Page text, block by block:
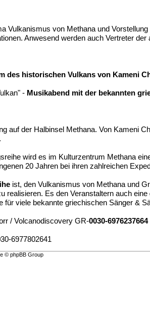
Vulkanismus von Methana und
Anwesend werden auch Vertreter
des historischen Vulkans von Kameni
- Musikabend mit der bekannten
auf der Halbinsel Methana. Von Kameni
wird es im Kulturzentrum Methana
20 Jahren bei ihren zahlreichen
ist, den Vulkanismus von Methana und
realisieren. Es den Veranstaltern auch
für viele bekannte griechischen Sänger &
/ Volcanodiscovery GR-0030-6976237664
6977802641
© phpBB Group